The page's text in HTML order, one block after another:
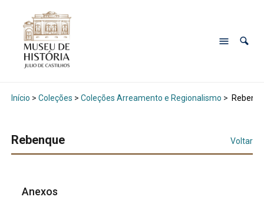
Início > Coleções > Coleções Arreamento e Regionalismo >
Rebenque Voltar
Anexos